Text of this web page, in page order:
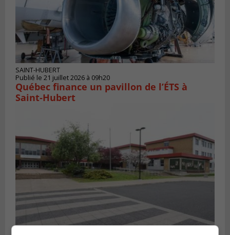
SAINT-HUBERT
Publié le 21 juillet 2026 à 09h20
Québec finance un pavillon de l’ÉTS à
Saint‑Hubert